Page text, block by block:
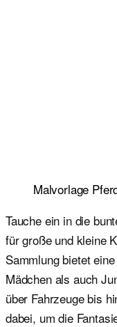
Malvorlage
Tauche ein in die
für große und kleine
Sammlung bietet
Mädchen als auch
über Fahrzeuge bis
dabei, um die